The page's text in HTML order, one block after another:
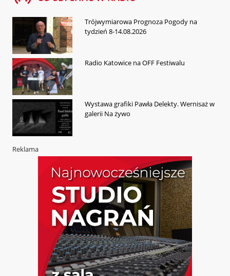
Trójwymiarowa Prognoza Pogody na
tydzień 8-14.08.2026
Radio Katowice na OFF Festiwalu
Wystawa grafiki Pawła Delekty. Wernisaż w
galerii Na żywo
Reklama